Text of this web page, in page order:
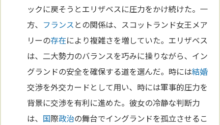
ックに戻そうとエリザベスに圧力をかけ続けた。一
方、 フランスとの関係は、スコットランド女王メア
リーの存在により複雑さを増していた。エリザベス
は、二大勢力のバランスを巧みに操りながら、イン
グランドの安全を確保する道を選んだ。時には結婚
交渉を外交カードとして用い、時には軍事的圧力を
背景に交渉を有利に進めた。彼女の冷静な判断力
は、 国際政治の舞台でイングランドを孤立させるこ